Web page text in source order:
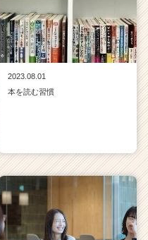
2023.08.01
本を読む習慣